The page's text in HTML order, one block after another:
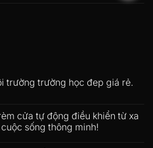
trường trường học đep giá rẻ.
cửa tự động điều khiển từ xa
sống thông minh!